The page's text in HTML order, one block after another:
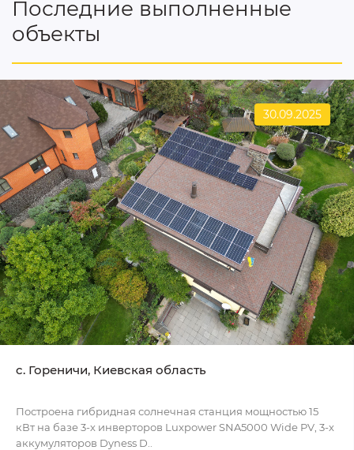
Последние выполненные
объекты
30.09.2025
c. Гореничи, Киевская область
Построена гибридная солнечная станция мощностью 15
кВт на базе 3-х инверторов Luxpower SNA5000 Wide PV, 3-х
аккумуляторов Dyness D..